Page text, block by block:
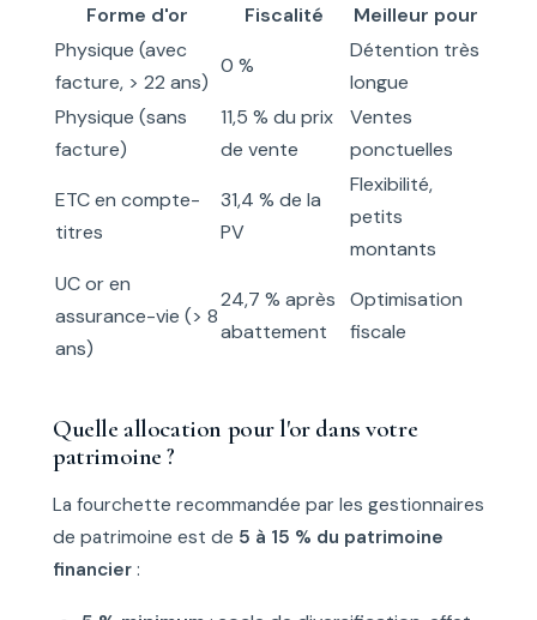
Forme d'or Fiscalité
Meilleur pour
Physique (avec
facture, > 22 ans)
0 %
Détention très
longue
Physique (sans
facture)
11,5 % du prix
de vente
Ventes
ponctuelles
ETC en compte-
titres
31,4 % de la
PV
Flexibilité,
petits
montants
UC or en
assurance-vie (> 8
ans)
24,7 % après
abattement
Optimisation
fiscale
Quelle allocation pour l'or dans votre
patrimoine ?
La fourchette recommandée par les gestionnaires
de patrimoine est de 5 à 15 % du patrimoine
financier :